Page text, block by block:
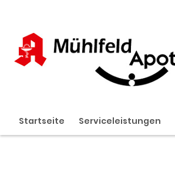
Startseite Serviceleistungen